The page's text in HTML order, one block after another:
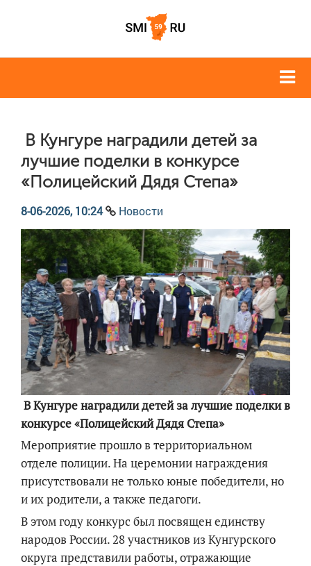
В Кунгуре наградили детей за
лучшие поделки в конкурсе
«Полицейский Дядя Степа»
8-06-2026, 10:24 Новости
В Кунгуре наградили детей за лучшие поделки в
конкурсе «Полицейский Дядя Степа»
Мероприятие прошло в территориальном
отделе полиции. На церемонии награждения
присутствовали не только юные победители, но
и их родители, а также педагоги.
В этом году конкурс был посвящен единству
народов России. 28 участников из Кунгурского
округа представили работы, отражающие